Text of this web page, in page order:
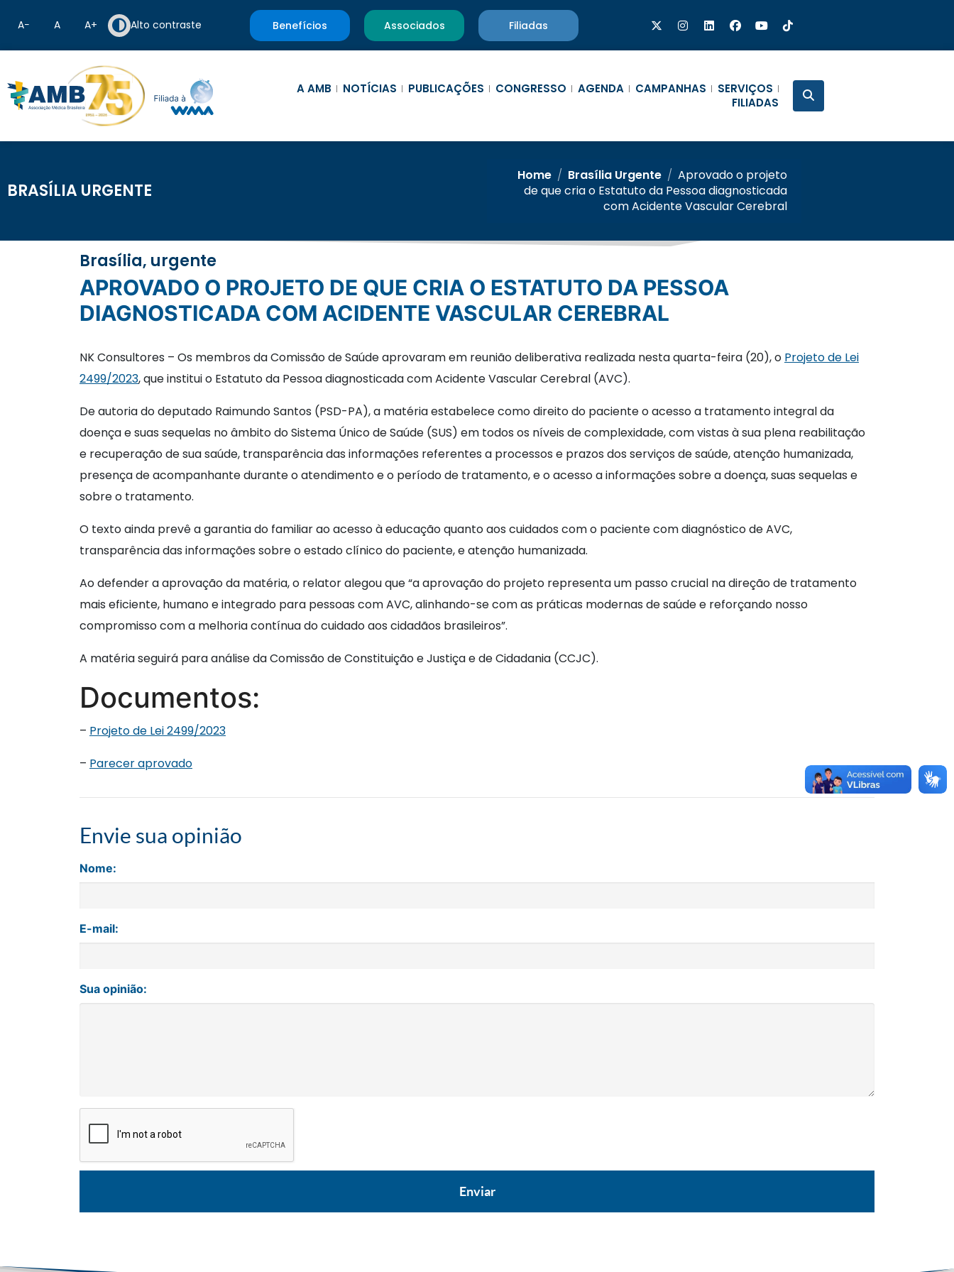
A− A A+ Alto contraste Benefícios Associados Filiadas
A AMB NOTÍCIAS PUBLICAÇÕES CONGRESSO AGENDA CAMPANHAS
SERVIÇOS
FILIADAS
BRASÍLIA URGENTE
Home / Brasília Urgente / Aprovado o projeto
de que cria o Estatuto da Pessoa diagnosticada
com Acidente Vascular Cerebral
Brasília, urgente
APROVADO O PROJETO DE QUE CRIA O ESTATUTO DA PESSOA
DIAGNOSTICADA COM ACIDENTE VASCULAR CEREBRAL
NK Consultores – Os membros da Comissão de Saúde aprovaram em reunião deliberativa realizada nesta quarta-feira (20), o Projeto de Lei
2499/2023, que institui o Estatuto da Pessoa diagnosticada com Acidente Vascular Cerebral (AVC).
De autoria do deputado Raimundo Santos (PSD-PA), a matéria estabelece como direito do paciente o acesso a tratamento integral da
doença e suas sequelas no âmbito do Sistema Único de Saúde (SUS) em todos os níveis de complexidade, com vistas à sua plena reabilitação
e recuperação de sua saúde, transparência das informações referentes a processos e prazos dos serviços de saúde, atenção humanizada,
presença de acompanhante durante o atendimento e o período de tratamento, e o acesso a informações sobre a doença, suas sequelas e
sobre o tratamento.
O texto ainda prevê a garantia do familiar ao acesso à educação quanto aos cuidados com o paciente com diagnóstico de AVC,
transparência das informações sobre o estado clínico do paciente, e atenção humanizada.
Ao defender a aprovação da matéria, o relator alegou que “a aprovação do projeto representa um passo crucial na direção de tratamento
mais eficiente, humano e integrado para pessoas com AVC, alinhando-se com as práticas modernas de saúde e reforçando nosso
compromisso com a melhoria contínua do cuidado aos cidadãos brasileiros”.
A matéria seguirá para análise da Comissão de Constituição e Justiça e de Cidadania (CCJC).
Documentos:
– Projeto de Lei 2499/2023
– Parecer aprovado
Envie sua opinião
Nome:
E-mail:
Sua opinião: